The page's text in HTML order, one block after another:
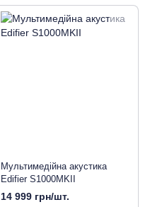
Мультимедійна акустика
Edifier S1000MKII
14 999 грн/шт.